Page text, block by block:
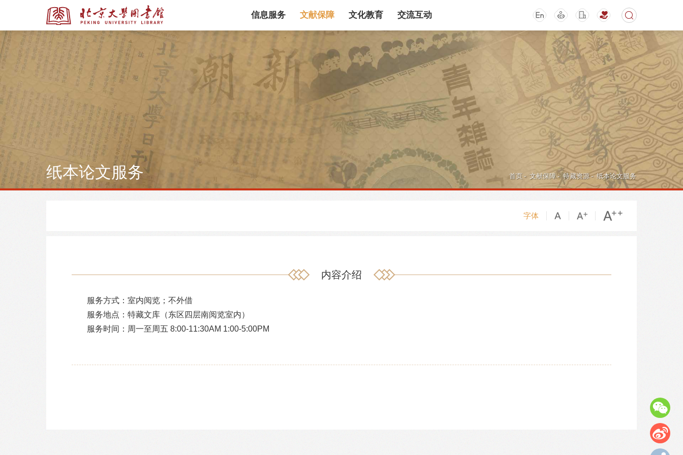
全部资源
数据库 电子图书和电子期刊
机构知识库 新书通报 专利数据 活动讲座
站内搜索
信息服务 文献保障 文化教育 交流互动
首页 - 文献保障 - 特藏资源 - 纸本论文服务
纸本论文服务
字体
内容介绍
服务方式：室内阅览；不外借
服务地点：特藏文库（东区四层南阅览室内）
服务时间：周一至周五 8:00-11:30AM 1:00-5:00PM